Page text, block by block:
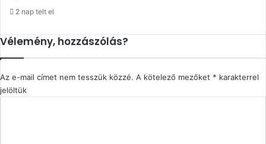
2 nap telt el
Vélemény, hozzászólás?
Az e-mail címet nem tesszük közzé. A kötelező mezőket * karakterrel
jelöltük